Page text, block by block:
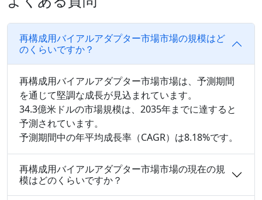
再構成用バイアルアダプター市場市場の規模はど
のくらいですか？
再構成用バイアルアダプター市場市場は、予測期間
を通じて堅調な成長が見込まれています。
34.3億米ドルの市場規模は、2035年までに達すると
予測されています。
予測期間中の年平均成長率（CAGR）は8.18%です。
再構成用バイアルアダプター市場市場の現在の規
模はどのくらいですか？